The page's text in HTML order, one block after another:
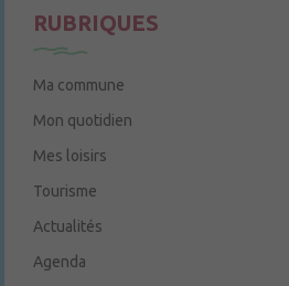
RUBRIQUES
Ma commune
Mon quotidien
Mes loisirs
Tourisme
Actualités
Agenda